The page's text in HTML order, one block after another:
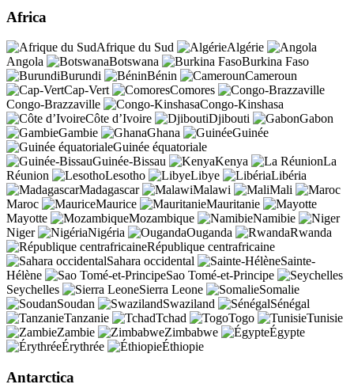
Africa
Afrique du Sud
Algérie
Angola
Botswana
Burkina Faso
Burundi
Bénin
Cameroun
Cap-Vert
Comores
Congo-Brazzaville
Congo-Kinshasa
Côte d’Ivoire
Djibouti
Gabon
Gambie
Ghana
Guinée
Guinée équatoriale
Guinée-Bissau
Kenya
La
Réunion
Lesotho Libye
Libéria
Madagascar
Malawi
Mali
Maroc
Maurice
Mauritanie
Mayotte
Mozambique
Namibie
Niger
Nigéria Ouganda
Rwanda
République centrafricaine
Sahara occidental
Sainte-
Hélène
Sao Tomé-et-Principe
Seychelles
Sierra Leone
Somalie
Soudan
Swaziland
Sénégal
Tanzanie
Tchad Togo
Tunisie
Zambie
Zimbabwe
Égypte
Érythrée
Éthiopie
Antarctica